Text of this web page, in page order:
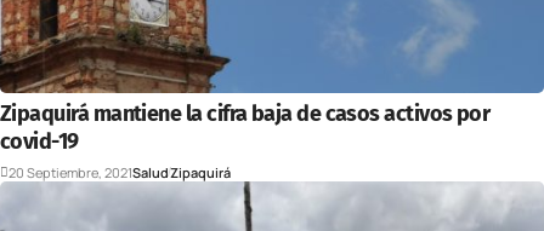
Zipaquirá mantiene la cifra baja de casos activos por
covid-19
20 Septiembre, 2021SaludZipaquirá